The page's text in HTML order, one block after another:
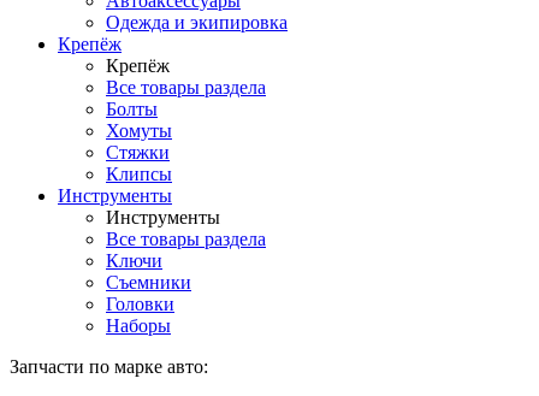
Одежда и экипировка
Крепёж
Крепёж
Все товары раздела
Болты
Хомуты
Стяжки
Клипсы
Инструменты
Инструменты
Все товары раздела
Ключи
Съемники
Головки
Наборы
Запчасти по марке авто: